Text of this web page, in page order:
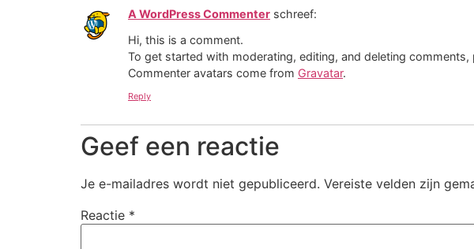
A WordPress Commenter schreef:
Hi, this is a comment.
To get started with moderating, editing, and deleting
Commenter avatars come from Gravatar.
Reply
Geef een reactie
Je e-mailadres wordt niet gepubliceerd. Vereiste velden zijn
Reactie *